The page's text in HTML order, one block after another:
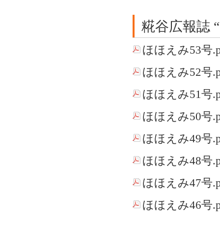
糀谷広報誌
ほほえみ53号
ほほえみ52号
ほほえみ51号
ほほえみ50号
ほほえみ49号
ほほえみ48号
ほほえみ47号
ほほえみ46号